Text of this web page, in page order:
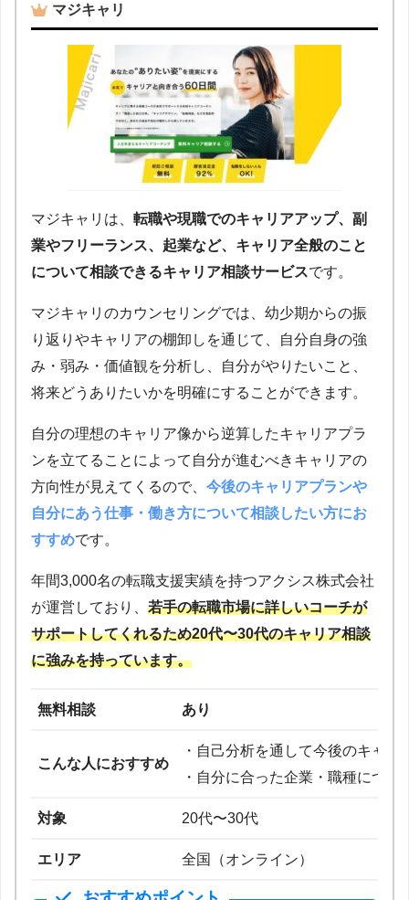
マジキャリ
マジキャリは、 転職や現職でのキャリアアップ、副
業やフリーランス、起業など、キャリア全般のこと
について相談できるキャリア相談サービスです。
マジキャリのカウンセリングでは、幼少期からの振
り返りやキャリアの棚卸しを通じて、自分自身の強
み・弱み・価値観を分析し、自分がやりたいこと、
将来どうありたいかを明確にすることができます。
自分の理想のキャリア像から逆算したキャリアプラ
ンを立てることによって自分が進むべきキャリアの
方向性が見えてくるので、 今後のキャリアプランや
自分にあう仕事・働き方について相談したい方にお
すすめです。
年間3,000名の転職支援実績を持つアクシス株式会社
が運営しており、 若手の転職市場に詳しいコーチが
サポートしてくれるため20代〜30代のキャリア相談
に強みを持っています。
無料相談 あり
こんな人におすすめ
・自己分析を通して今後のキャ
・自分に合った企業・職種につい
対象 20代〜30代
エリア 全国（オンライン）